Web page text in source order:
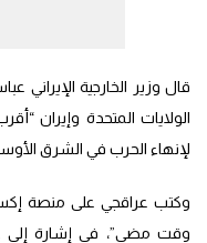
الولايات المتحدة وإيران
لإنهاء الحرب في الشرق
وكتب عراقجي على منصة
وقت مضى”، في إشارة إلى